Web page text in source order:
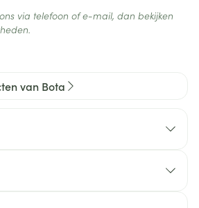
via telefoon of e-mail, dan bekijken
van Bota